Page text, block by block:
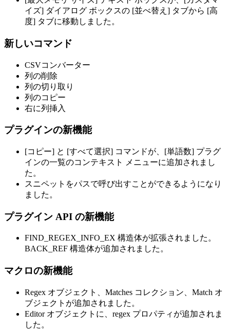
イズ] ダイアログ ボックスの [並べ替え] タブから [高
度] タブに移動しました。
新しいコマンド
CSVコンバーター
列の削除
列の切り取り
列のコピー
右に列挿入
プラグインの新機能
[コピー] と [すべて選択] コマンドが、[単語数] プラグ
インの一覧のコンテキスト メニューに追加されまし
た。
スニペットをパスで呼び出すことができるようになり
ました。
プラグイン API の新機能
FIND_REGEX_INFO_EX 構造体が拡張されました。
BACK_REF 構造体が追加されました。
マクロの新機能
Regex オブジェクト、Matches コレクション、Match オ
ブジェクトが追加されました。
Editor オブジェクトに、regex プロパティが追加されま
した。